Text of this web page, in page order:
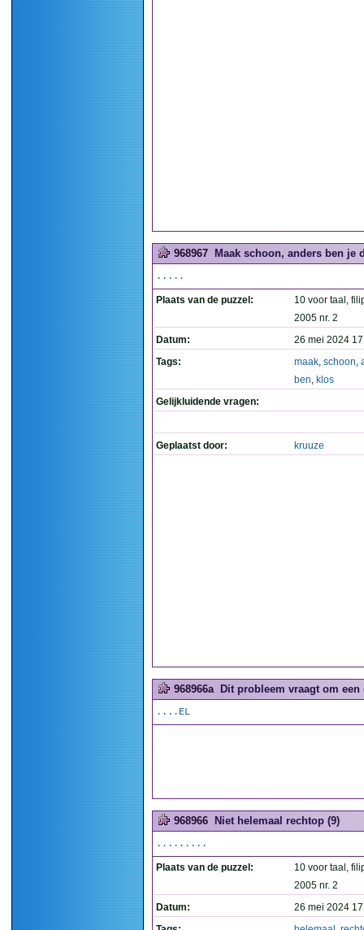
968967 Maak schoon, anders ben je
.....
Plaats van de puzzel:
10 voor taal,
2005 nr. 2
Datum:
26 mei 2024
Tags:
maak, schoon,
ben, klos
Gelijkluidende vragen:
Geplaatst door: kruuze
968966a Dit probleem vraagt om
....EL
968966 Niet helemaal rechtop (9)
.........
Plaats van de puzzel:
10 voor taal,
2005 nr. 2
Datum:
26 mei 2024